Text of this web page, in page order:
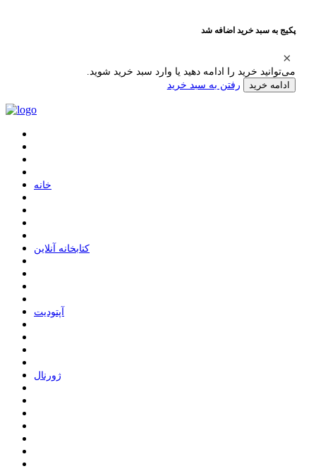
پکیج به سبد خرید اضافه شد
می‌توانید خرید را ادامه دهید یا وارد سبد خرید شوید.
ادامه خرید رفتن به سبد خرید
ﺧﺎﻧﻪ
ﮐﺘﺎﺑﺨﺎﻧﻪ ﺁﻧﻼﯾﻦ
ﺁﭘﺘﻮﺩﯾﺖ
ﮊﻭﺭﻧﺎﻝ